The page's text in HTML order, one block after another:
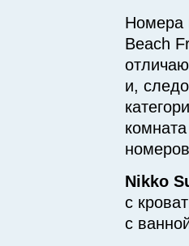
Номера
Beach
и,
Nikko
с
с